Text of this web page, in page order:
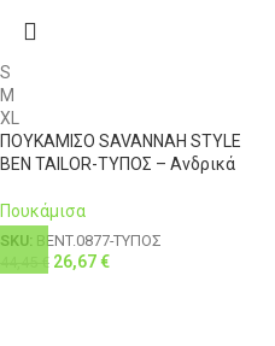
S
M
XL
ΠΟΥΚΑΜΙΣΟ SAVANNAH STYLE
BEN TAILOR-ΤΥΠΟΣ – Ανδρικά
Πουκάμισα
SKU: BENT.0877-ΤΥΠΟΣ
€ 26,67€